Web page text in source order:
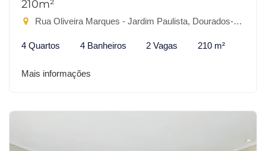
210m²
Rua Oliveira Marques - Jardim Paulista, Dourados-MS
4 Quartos 4 Banheiros 2 Vagas 210 m²
Mais informações